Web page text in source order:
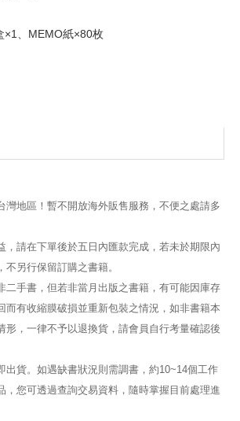
×1、MEMO紙×80枚
灣地區！暫不開放海外販售服務，不便之處請多
，請在下單後於五日內匯款完成，若未於期限內
不另行保留訂購之書籍。
二手書，但若非當月出版之書籍，有可能因庫存
而有收縮膜破損並重新包裝之情況，如非書籍本
形，一律不予以退換貨，請會員自行考量確認後
出貨。如遇缺書狀況則需調書，約10~14個工作
，您可透過查詢交易資料，隨時掌握目前處理進